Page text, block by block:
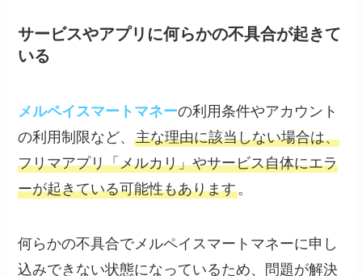
サービスやアプリに何らかの不具合が起きて
いる
メルペイスマートマネーの利用条件やアカウント
の利用制限など、主な理由に該当しない場合は、
フリマアプリ「メルカリ」やサービス自体にエラ
ーが起きている可能性もあります。
何らかの不具合でメルペイスマートマネーに申し
込みできない状態になっているため、問題が解決